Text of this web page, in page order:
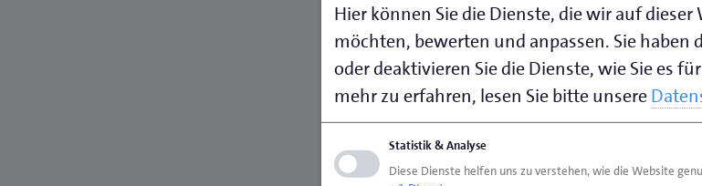
Hier können Sie die Dienste, die wir auf dieser
möchten, bewerten und anpassen. Sie haben
oder deaktivieren Sie die Dienste, wie Sie es
mehr zu erfahren, lesen Sie bitte unsere
Statistik & Analyse
Diese Dienste helfen uns zu verstehen, wie die Website